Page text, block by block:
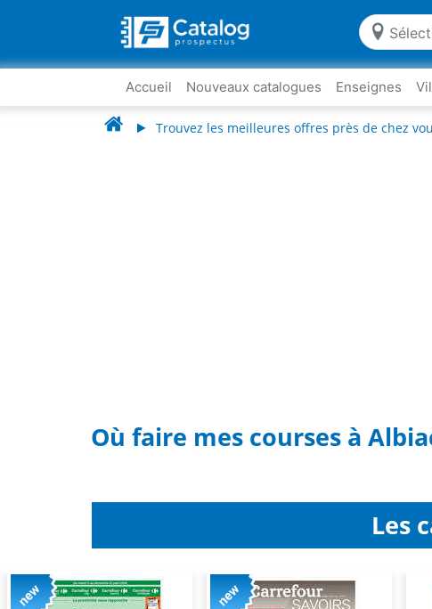
Accueil Nouveaux catalogues Enseignes
Trouvez les meilleures offres près de chez
Où faire mes courses à
Les